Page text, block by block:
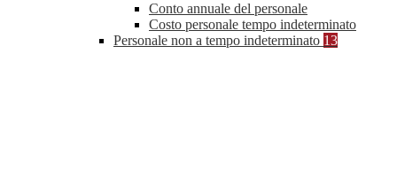
Conto annuale del personale
Costo personale tempo indeterminato
Personale non a tempo indeterminato 13